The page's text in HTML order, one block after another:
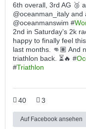
6th overall, 3rd AG 🥉
@oceanman_italy
@oceanmanswim #
2nd in Saturday’s 2k
happy to finally feel
last months. 👊🏽 And
triathlon back. ⏳🔥 #
#Triathlon
40 3
Auf Facebook ansehen